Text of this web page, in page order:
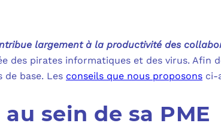
largement à la productivité des
des pirates informatiques et des virus. Afin
de base. Les conseils que nous proposons ci-
sein de sa PME
À
RSE